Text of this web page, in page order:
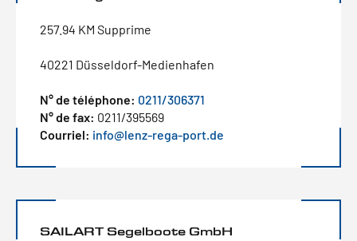
257.94 KM Supprime
40221 Düsseldorf-Medienhafen
N° de téléphone: 0211/306371
N° de fax: 0211/395569
Courriel: info@lenz-rega-port.de
SAILART Segelboote GmbH